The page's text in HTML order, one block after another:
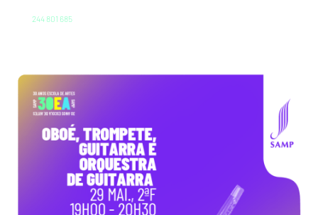
244 801 685